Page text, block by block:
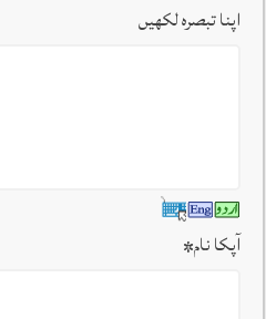
اپنا تبصرہ لکھیں
آپکا نام*